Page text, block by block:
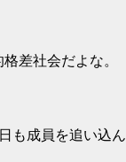
差社会だよな。
も成員を追い込ん